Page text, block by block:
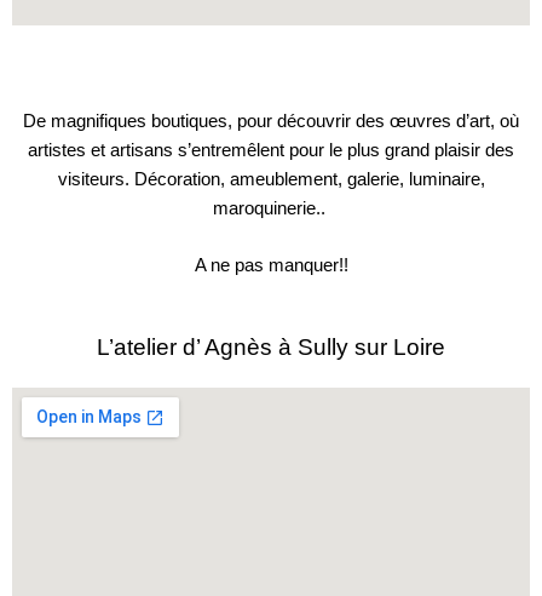
De magnifiques boutiques, pour découvrir des œuvres d’art, où
artistes et artisans s’entremêlent pour le plus grand plaisir des
visiteurs. Décoration, ameublement, galerie, luminaire,
maroquinerie..
A ne pas manquer!!
L’atelier d’ Agnès à Sully sur Loire